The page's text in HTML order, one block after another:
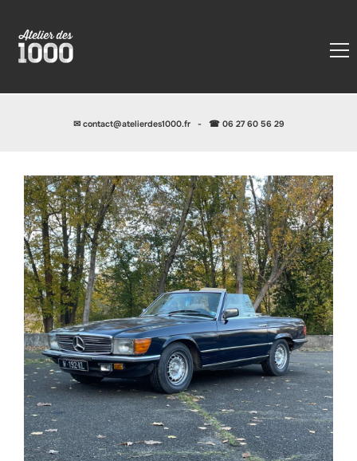
✉ contact@atelierdes1000.fr- ☎ 06 27 60 56 29